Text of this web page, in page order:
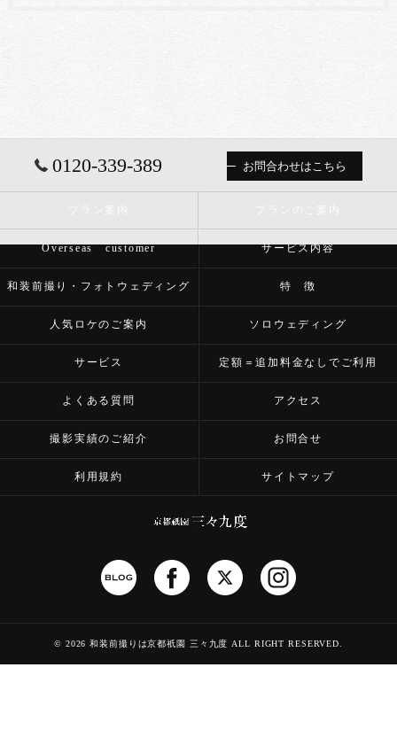
0120-339-389 お問合わせはこちら
Overseas customer サービス内容
和装前撮り・フォトウェディング 特 徴
人気ロケのご案内 ソロウェディング
サービス 定額＝追加料金なしでご利用
よくある質問 アクセス
撮影実績のご紹介 お問合せ
利用規約 サイトマップ
© 2026 和装前撮りは京都祇園 三々九度 ALL RIGHT RESERVED.